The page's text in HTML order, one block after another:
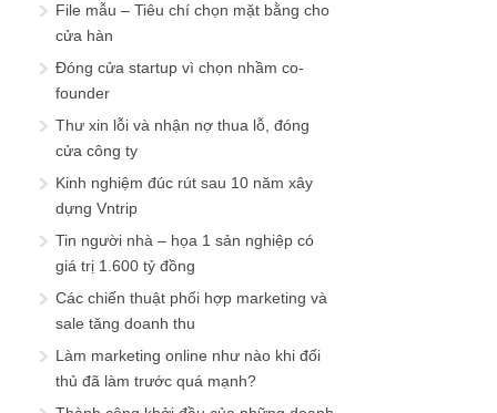
File mẫu – Tiêu chí chọn mặt bằng cho
cửa hàn
Đóng cửa startup vì chọn nhầm co-
founder
Thư xin lỗi và nhận nợ thua lỗ, đóng
cửa công ty
Kinh nghiệm đúc rút sau 10 năm xây
dựng Vntrip
Tin người nhà – họa 1 sản nghiệp có
giá trị 1.600 tỷ đồng
Các chiến thuật phối hợp marketing và
sale tăng doanh thu
Làm marketing online như nào khi đối
thủ đã làm trước quá mạnh?